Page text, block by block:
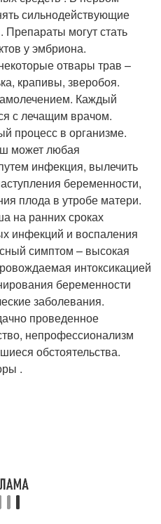
сильнодействующие
могут стать
у эмбриона.
отвары трав –
крапивы, зверобоя.
Каждый
с лечащим врачом.
процесс в организме.
может любая
инфекция, вылечить
беременности,
плода в утробе матери.
на ранних сроках
инфекций и воспаления
симптом – высокая
интоксикацией
беременности
заболевания.
проведенное
непрофессионализм
обстоятельства.
.